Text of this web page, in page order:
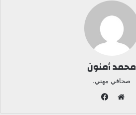
محمد أمنون
صحافي مهني.